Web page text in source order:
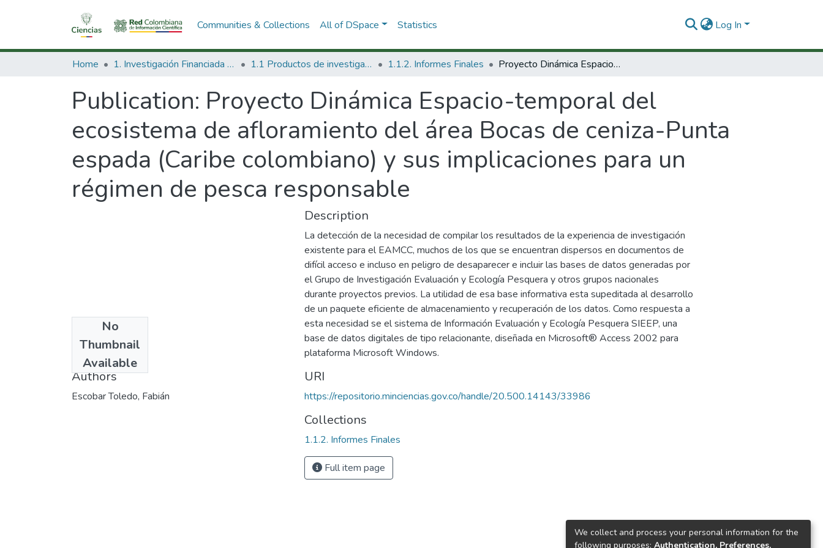
Communities & Collections All of DSpace Statistics Log In
Home 1. Investigación Financiada con Recursos Públicos 1.1 Productos de investigación 1.1.2. Informes Finales Proyecto Dinámica Espacio-temporal del ecosistema de afloramiento del área Bocas de ceniza-Punta espada (Caribe colombiano) y sus implicaciones para un régimen de pesca responsable
Publication: Proyecto Dinámica Espacio-temporal del
ecosistema de afloramiento del área Bocas de ceniza-Punta
espada (Caribe colombiano) y sus implicaciones para un
régimen de pesca responsable
No
Thumbnail
Available
[2004]
Authors
Escobar Toledo, Fabián
Description
La detección de la necesidad de compilar los resultados de la experiencia de investigación
existente para el EAMCC, muchos de los que se encuentran dispersos en documentos de
difícil acceso e incluso en peligro de desaparecer e incluir las bases de datos generadas por
el Grupo de Investigación Evaluación y Ecología Pesquera y otros grupos nacionales
durante proyectos previos. La utilidad de esa base informativa esta supeditada al desarrollo
de un paquete eficiente de almacenamiento y recuperación de los datos. Como respuesta a
esta necesidad se el sistema de Información Evaluación y Ecología Pesquera SIEEP, una
base de datos digitales de tipo relacionante, diseñada en Microsoft® Access 2002 para
plataforma Microsoft Windows.
URI
https://repositorio.minciencias.gov.co/handle/20.500.14143/33986
Collections
1.1.2. Informes Finales
Full item page
We collect and process your personal information for the
following purposes: Authentication, Preferences,